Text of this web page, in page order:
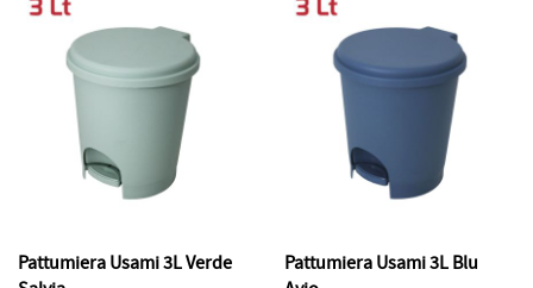
Pattumiera Usami 3L Verde
Pattumiera Usami 3L Blu